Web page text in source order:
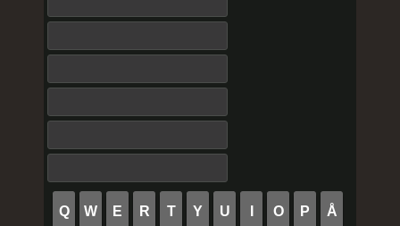
Q W E R T Y U O P Å